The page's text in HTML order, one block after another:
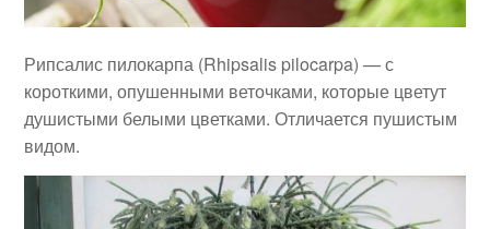
Рипсалис пилокарпа (Rhipsalis pilocarpa) — с
короткими, опушенными веточками, которые цветут
душистыми белыми цветками. Отличается пушистым
видом.